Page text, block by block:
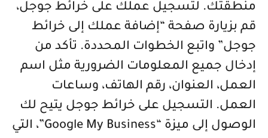
منطقتك. لتسجيل عملك على خرائط جوجل،
قم بزيارة صفحة “إضافة عملك إلى خرائط
جوجل” واتبع الخطوات المحددة. تأكد من
إدخال جميع المعلومات الضرورية مثل اسم
العمل، العنوان، رقم الهاتف، وساعات
العمل. التسجيل على خرائط جوجل يتيح لك
الوصول إلى ميزة “Google My Business”، التي